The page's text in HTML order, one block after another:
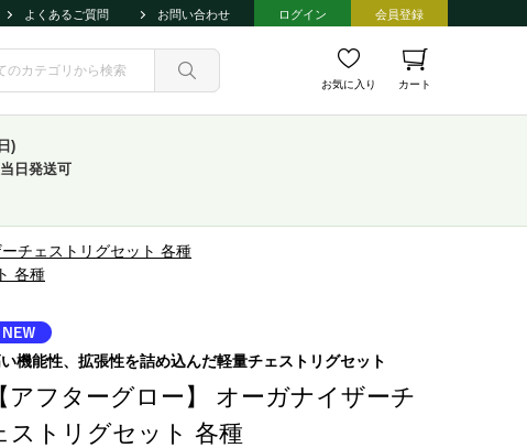
よくあるご質問 お問い合わせ ログイン 会員登録
お気に入り カート
)
日発送可
チェストリグセット 各種
各種
機能性、拡張性を詰め込んだ軽量チェストリグセット
【アフターグロー】 オーガナイザーチ
ストリグセット 各種